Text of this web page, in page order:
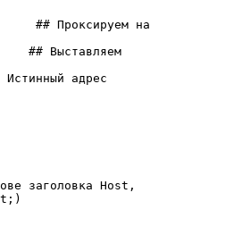
## Проксируем на
## Выставляем
Истинный адрес
заголовка Host,